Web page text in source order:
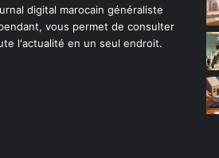
digital marocain généraliste
vous permet de consulter
l'actualité en un seul endroit.